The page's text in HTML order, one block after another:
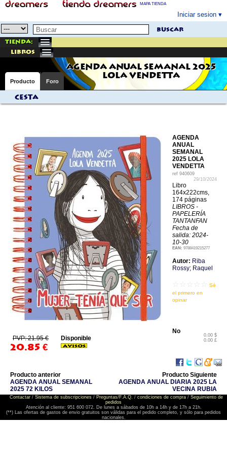
MAPA TIENDA
Iniciar sesion
buscar
Tienda:
libros
AGENDA ANUAL SEMANAL 2025
LOLA VENDETTA
Producto Foro
Cesta
AGENDA
ANUAL
SEMANAL
2025 LOLA
VENDETTA
ref 940609
29/10/2024
Libro
164x222cms,
174 páginas
LIBROS -
PAPELERÍA
TANTANFAN
Fecha de
salida: 2024-
10-30
EAN: 9788419215277
Autor: Riba
Rossy; Raquel
Sé
el primero en
opinar
PVP: 21.95 €
20.85 €
0.00 $
0.00 £
No
Disponible
Producto anterior
AGENDA ANUAL SEMANAL
2025 72 KILOS
Producto Siguiente
AGENDA ANUAL DIARIA 2025 LA
VECINA RUBIA
Contactar/ Sistema de subscripciones/ Preguntas/F.A.Q. / condiciones de compra/ Seguimiento de
pedidos
Atención al cliente: 951 600 072. De lunes a sábados de 10h a 14h y de 17h a 21h.
(**) Las ofertas de gastos de envio gratuitos son válidas para el pedido completo, y sólo para pedidos
nacionales.